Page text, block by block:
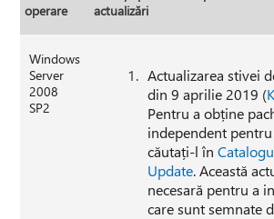
operare
actualizări
Windows
Server
2008
SP2
Actualizarea stivei
din 9 aprilie 2019 (
Pentru a obține
independent pentru
căutați-l în
Update. Această
necesară pentru a
care sunt semnate